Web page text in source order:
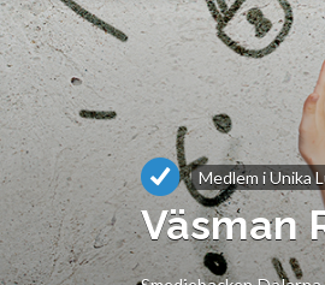
Medlem i Unika
Väsman